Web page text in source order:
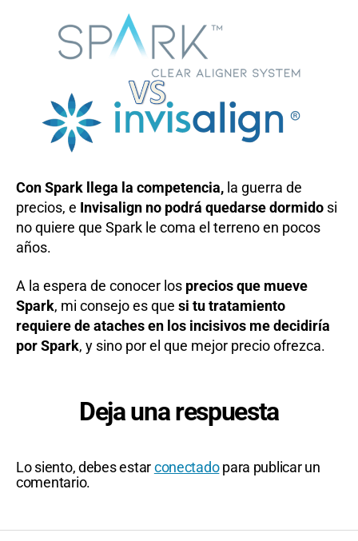
Con Spark llega la competencia, la guerra de
precios, e Invisalign no podrá quedarse dormido si
no quiere que Spark le coma el terreno en pocos
años.
A la espera de conocer los precios que mueve
Spark, mi consejo es que si tu tratamiento
requiere de ataches en los incisivos me decidiría
por Spark, y sino por el que mejor precio ofrezca.
Deja una respuesta
Lo siento, debes estarconectadopara publicar un
comentario.